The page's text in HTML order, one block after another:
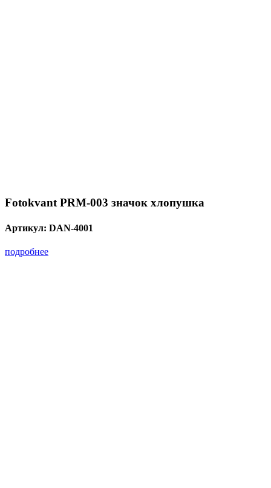
Fotokvant PRM-003 значок хлопушка
Артикул: DAN-4001
подробнее